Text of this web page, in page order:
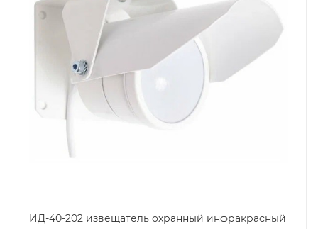
ИД-40-202 извещатель охранный инфракрасный